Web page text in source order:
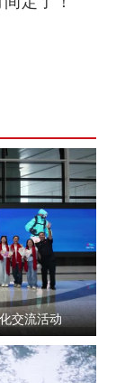
了！
交流活动